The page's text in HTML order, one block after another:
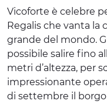
EVENTI
OFFERTE
ACCOGLIENZA
Vicoforte è celebre
Regalis che vanta
grande del mondo.
possibile salire fino
metri d’altezza, per
impressionante
di settembre il borgo